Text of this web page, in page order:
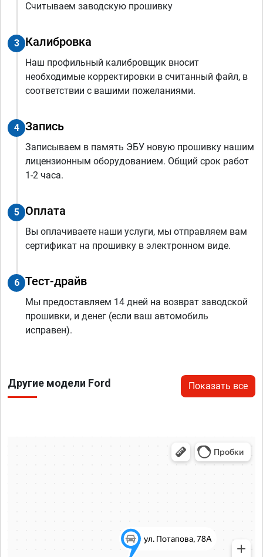
Считываем заводскую прошивку
3 Калибровка
Наш профильный калибровщик вносит
необходимые корректировки в считанный файл, в
соответствии с вашими пожеланиями.
4 Запись
Записываем в память ЭБУ новую прошивку нашим
лицензионным оборудованием. Общий срок работ
1-2 часа.
5 Оплата
Вы оплачиваете наши услуги, мы отправляем вам
сертификат на прошивку в электронном виде.
6 Тест-драйв
Мы предоставляем 14 дней на возврат заводской
прошивки, и денег (если ваш автомобиль
исправен).
Другие модели Ford Показать все